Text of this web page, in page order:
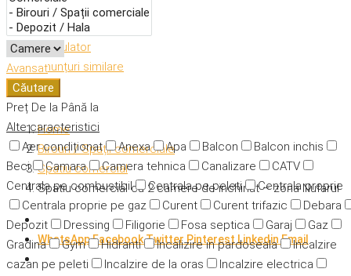
Avansat
Căutare
Preț De la Până la
Alte caracteristici
Aer condiționat
Anexa Apa Balcon
Balcon inchis
Beci
Camara Camera tehnica Canalizare
CATV
Centrala pe combustibil
Centrala pe peleti
Centrala proprie
Centrala proprie pe gaz
Curent Curent trifazic
Debara
Depozit
Dressing Filigorie Fosa septica Garaj
Gaz
Gradina
Gym Hidranti Incalizire in pardoseala
Incalzire
cazan pe peleti
Incalzire de la oras
Incalzire electrica
Adresă
Detalii
Calculator
Anunțuri similare
Home
Birouri / Spații comerciale
Spatiu comercial
Spatiu comercial cu 2 camere de inchiriat – zona Nufarul
WhatsAppFacebookTwitter Pinterest LinkedinEmail